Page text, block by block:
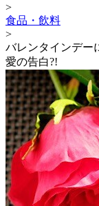
>
食品・飲料
>
バレンタインデー
愛の告白?!